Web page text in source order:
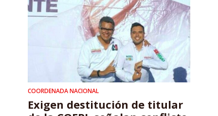
COORDENADA NACIONAL
Exigen destitución de titular